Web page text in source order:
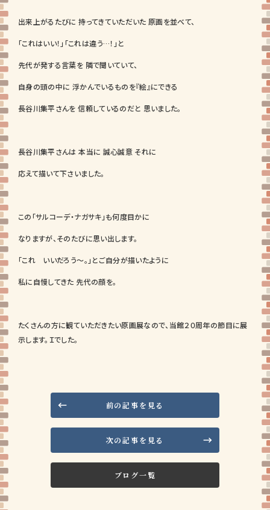
出来上がるたびに 持ってきていただいた 原画を並べて、
「これはいい！」「これは違う…！」と
先代が発する言葉を 隣で聞いていて、
自身の頭の中に 浮かんでいるものを『絵』にできる
長谷川集平さんを 信頼しているのだと 思いました。
長谷川集平さんは 本当に 誠心誠意 それに
応えて描いて下さいました。
この「サルコーデ・ナガサキ」も何度目かに
なりますが、そのたびに思い出します。
「これ いいだろう～。」とご自分が描いたように
私に自慢してきた 先代の顔を。
たくさんの方に観ていただきたい原画展なので、当館２０周年の節目に展
示します。Ｉでした。
前の記事を見る
ブログ一覧
次の記事を見る